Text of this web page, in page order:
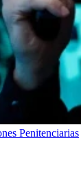
Penitenciarias